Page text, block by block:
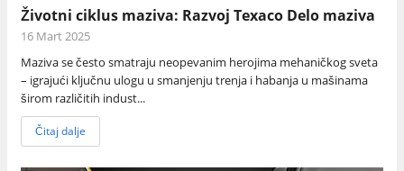
Životni ciklus maziva: Razvoj Texaco Delo maziva
16 Mart 2025
Maziva se često smatraju neopevanim herojima mehaničkog sveta
– igrajući ključnu ulogu u smanjenju trenja i habanja u mašinama
širom različitih indust...
Čitaj dalje